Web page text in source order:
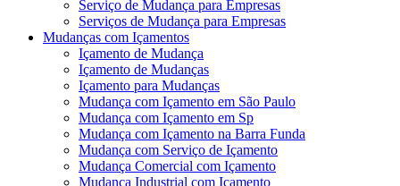
Serviço de Mudança para Empresas
Serviços de Mudança para Empresas
Mudanças com Içamentos
Içamento de Mudança
Içamento de Mudanças
Içamento para Mudanças
Mudança com Içamento em São Paulo
Mudança com Içamento em Sp
Mudança com Içamento na Barra Funda
Mudança com Serviço de Içamento
Mudança Comercial com Içamento
Mudança Industrial com Içamento